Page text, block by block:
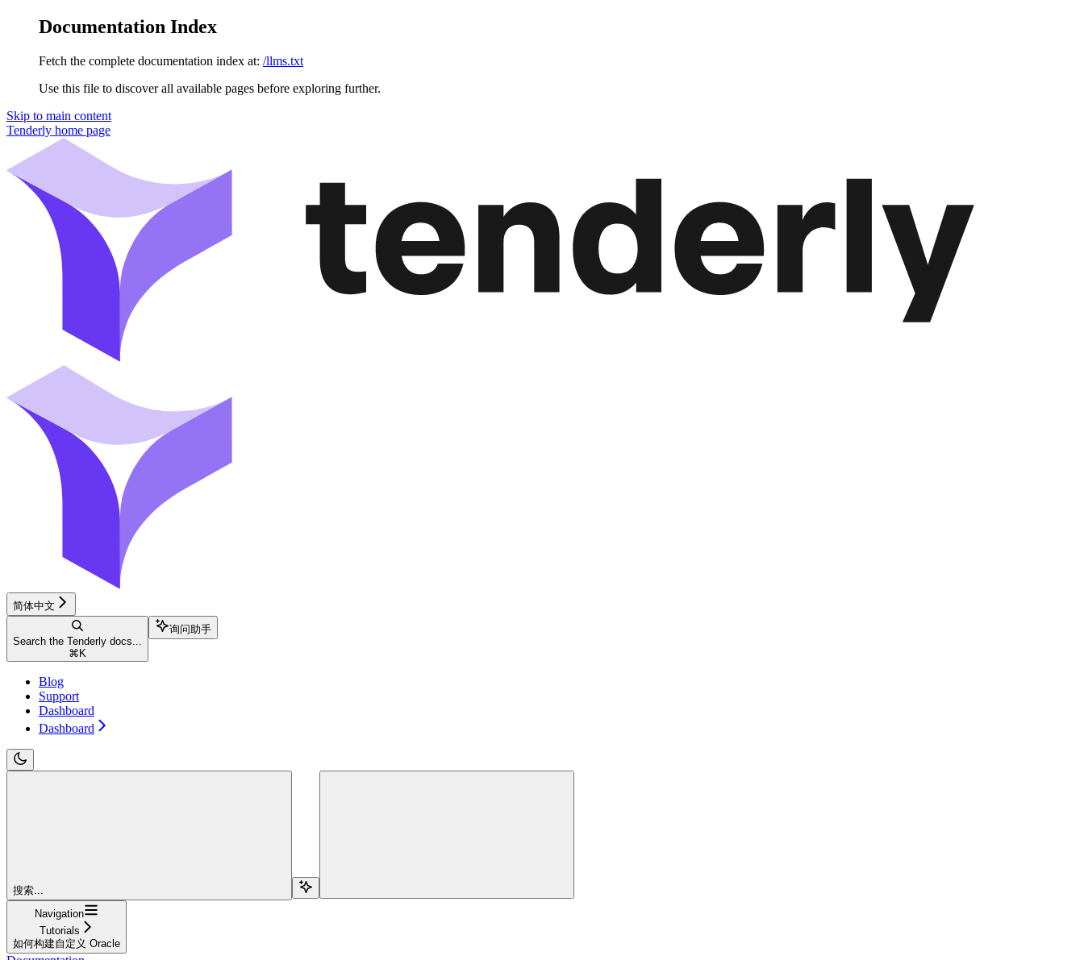
Documentation Index
Fetch the complete documentation index at: /llms.txt
Use this file to discover all available pages before exploring further.
Skip to main content
Tenderly home page
简体中文
Search the Tenderly docs...
⌘ K
询问助手
Blog
Support
Dashboard
Dashboard
搜索...
Navigation
Tutorials
如何构建自定义 Oracle